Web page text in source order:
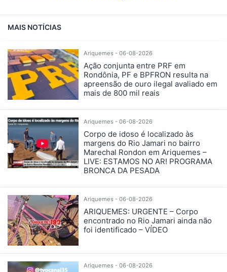
MAIS NOTÍCIAS
Ariquemes - 06-08-2026
Ação conjunta entre PRF em
Rondônia, PF e BPFRON resulta na
apreensão de ouro ilegal avaliado em
mais de 800 mil reais
Ariquemes - 06-08-2026
Corpo de idoso é localizado às
margens do Rio Jamari no bairro
Marechal Rondon em Ariquemes –
LIVE: ESTAMOS NO AR! PROGRAMA
BRONCA DA PESADA
Ariquemes - 06-08-2026
ARIQUEMES: URGENTE – Corpo
encontrado no Rio Jamari ainda não
foi identificado – VÍDEO
Ariquemes - 06-08-2026